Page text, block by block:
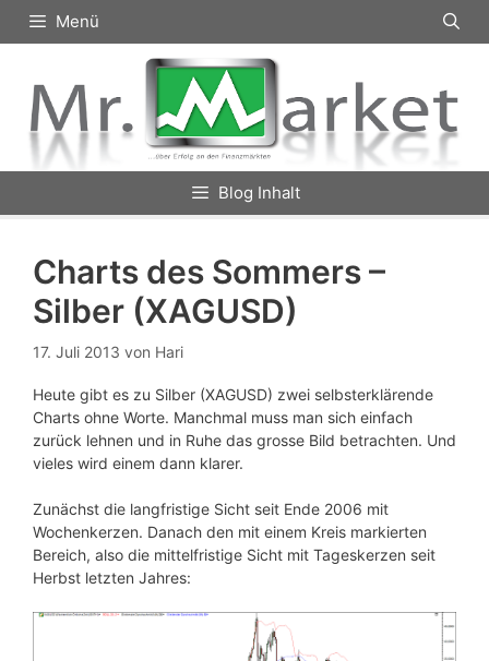
Inhalt
Menü
Blog Inhalt
Charts des Sommers –
Silber (XAGUSD)
17. Juli 2013 von Hari
Heute gibt es zu Silber (XAGUSD) zwei selbsterklärende
Charts ohne Worte. Manchmal muss man sich einfach
zurück lehnen und in Ruhe das grosse Bild betrachten. Und
vieles wird einem dann klarer.
Zunächst die langfristige Sicht seit Ende 2006 mit
Wochenkerzen. Danach den mit einem Kreis markierten
Bereich, also die mittelfristige Sicht mit Tageskerzen seit
Herbst letzten Jahres: